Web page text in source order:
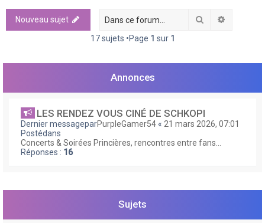
h
r
Nouveau sujet Rechercher
17 sujets •Page 1 sur 1
Annonces
LES RENDEZ VOUS CINÉ DE SCHKOPI
Dernier messageparPurpleGamer54 « 21 mars 2026, 07:01
Postédans
Concerts & Soirées Princières, rencontres entre fans...
Réponses : 16
Sujets